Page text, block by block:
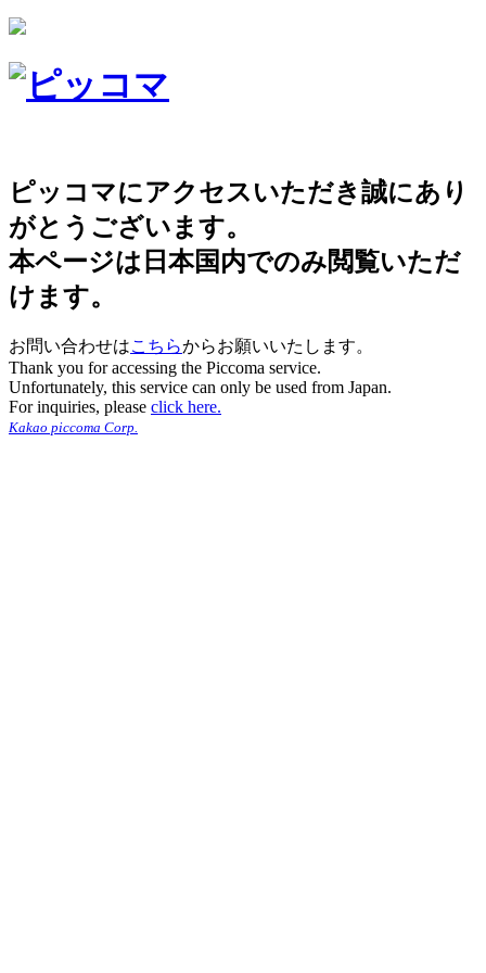
ピッコマにアクセスいただき誠にあり
がとうございます。
本ページは日本国内でのみ閲覧いただ
けます。
お問い合わせはこちらからお願いいたします。
Thank you for accessing the Piccoma service.
Unfortunately, this service can only be used from Japan.
For inquiries, please click here.
Kakao piccoma Corp.